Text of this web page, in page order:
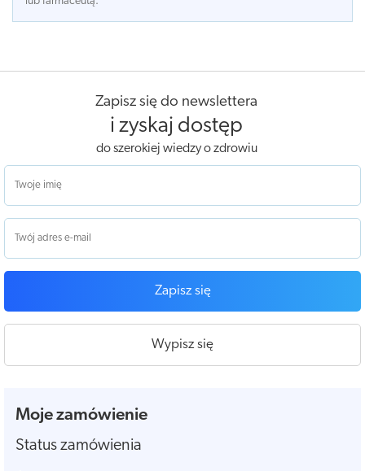
Zapisz się do newslettera
i zyskaj dostęp
do szerokiej wiedzy o zdrowiu
Zapisz się
Wypisz się
Moje zamówienie
Status zamówienia